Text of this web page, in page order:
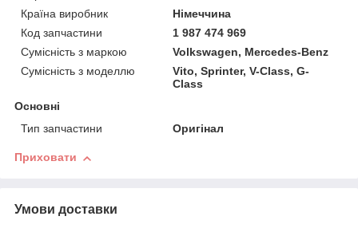
Країна виробник
Німеччина
Код запчастини
1 987 474 969
Сумісність з маркою
Volkswagen, Mercedes-Benz
Сумісність з моделлю
Vito, Sprinter, V-Class, G-
Class
Основні
Тип запчастини
Оригінал
Приховати
Умови доставки